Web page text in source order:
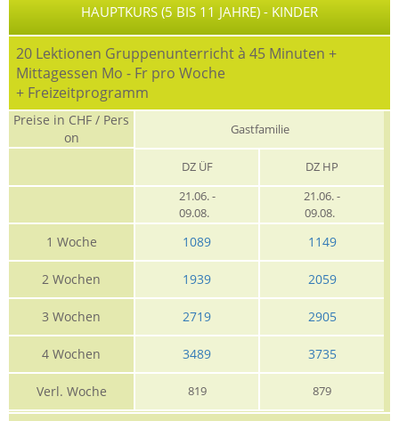
HAUPTKURS (5 BIS 11 JAHRE) - KINDER
20 Lektionen Gruppenunterricht à 45 Minuten +
Mittagessen Mo - Fr pro Woche
+ Freizeitprogramm
Preise in CHF / Pers
on
Gastfamilie
DZ ÜF
DZ HP
21.06. -
09.08.
21.06. -
09.08.
1 Woche 1089 1149
2 Wochen 1939 2059
3 Wochen 2719 2905
4 Wochen 3489 3735
Verl. Woche 819 879